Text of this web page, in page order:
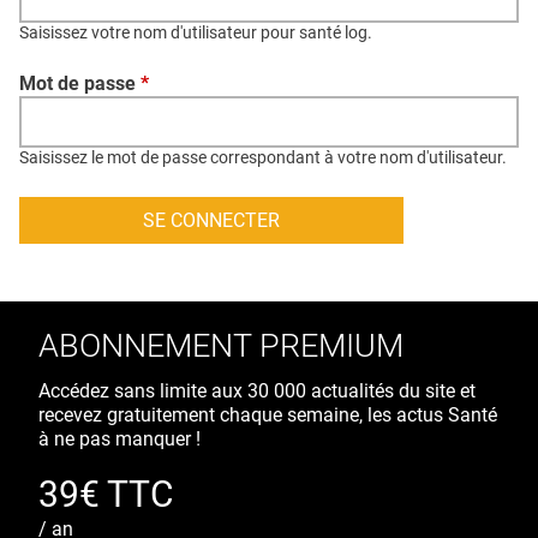
CONTACT
CRÉDITS
Saisissez votre nom d'utilisateur pour santé log.
Mot de passe *
Saisissez le mot de passe correspondant à votre nom d'utilisateur.
ABONNEMENT PREMIUM
Accédez sans limite aux 30 000 actualités du site et
recevez gratuitement chaque semaine, les actus Santé
à ne pas manquer !
39€ TTC
/ an